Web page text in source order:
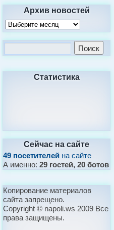
Архив новостей
Статистика
Сейчас на сайте
49 посетителей на сайте
А именно:29 гостей, 20 ботов
Копирование материалов
сайта запрещено.
Copyright © napoli.ws 2009 Все
права защищены.